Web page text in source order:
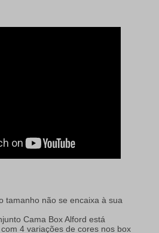
tamanho não se encaixa à sua
Cama Box Alford está
4 variações de cores nos box